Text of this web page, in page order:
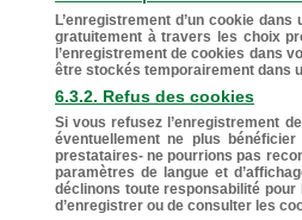
L’enregistrement d’un cookie
gratuitement à travers les choix
l’enregistrement de cookies dans
être stockés temporairement dans
6.3.2. Refus des cookies
Si vous refusez l’enregistrement
éventuellement ne plus
prestataires- ne pourrions pas
paramètres de langue et
déclinons toute responsabilité
d’enregistrer ou de consulter les